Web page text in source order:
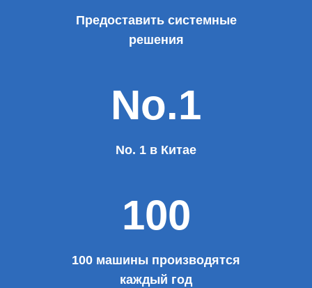
Предоставить системные
решения
No.1
No. 1 в Китае
100
100 машины производятся
каждый год